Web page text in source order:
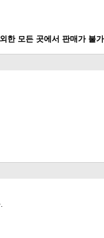
한 모든 곳에서 판매가 불